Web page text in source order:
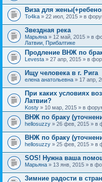
Виза для
To4ka » 22 июл, 2015 » в
Звездная река
Марьяна » 12 май, 2015 » в
Латвии, Прибалтике
Продление ВНЖ по
Levesta » 27 апр, 2015 » в
Ищу человека в г. Рига
елена анатольевна » 17 апр,
При каких условиях
Латвии?
Kosty » 10 мар, 2015 » в
ВНЖ по браку
hellosuzzy » 26 фев, 2015 » в
ВНЖ по браку
hellosuzzy » 25 фев, 2015 » в
SOS! Нужна ваша
Марьяна » 13 янв, 2015 » в
Зимние радости в